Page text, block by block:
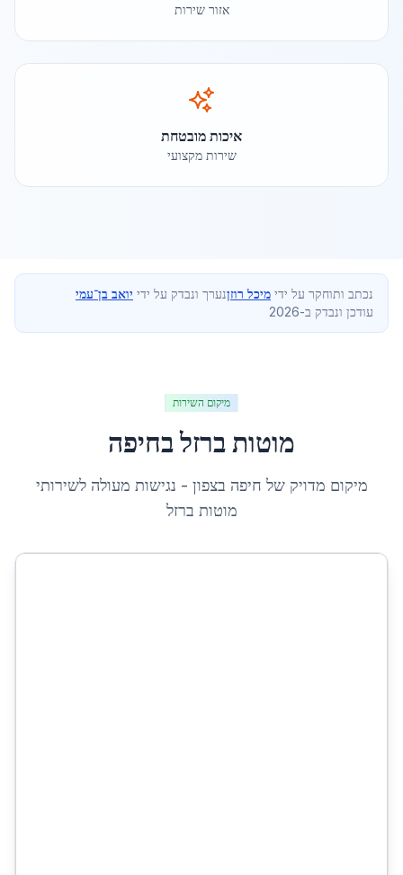
אזור שירות
איכות מובטחת
שירות מקצועי
נכתב ותוחקר על ידי מיכל רוזןנערך ונבדק על ידי יואב בן־עמי
עודכן ונבדק ב-2026
מיקום השירות
מוטות ברזלבחיפה
מיקום מדויק של חיפה בצפון - נגישות מעולה לשירותי
מוטות ברזל